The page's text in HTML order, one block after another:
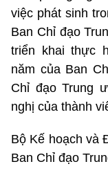
việc phát sinh
Ban Chỉ đạo
triển khai thực
năm của Ban
Chỉ đạo Trung
nghị của thành
Bộ Kế hoạch và
Ban Chỉ đạo